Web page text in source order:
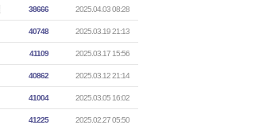
38666 2025.04.03 08:28
40748 2025.03.19 21:13
41109 2025.03.17 15:56
40862 2025.03.12 21:14
41004 2025.03.05 16:02
41225 2025.02.27 05:50